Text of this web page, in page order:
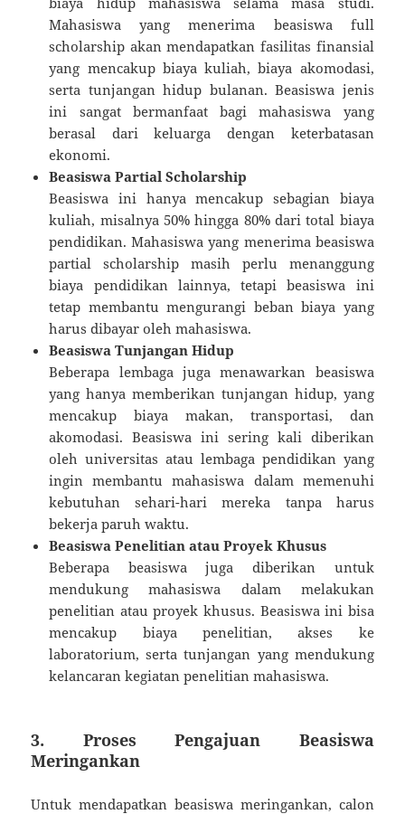
Mahasiswa yang menerima beasiswa full
scholarship akan mendapatkan fasilitas finansial
yang mencakup biaya kuliah, biaya akomodasi,
serta tunjangan hidup bulanan. Beasiswa jenis
ini sangat bermanfaat bagi mahasiswa yang
berasal dari keluarga dengan keterbatasan
ekonomi.
Beasiswa Partial Scholarship
Beasiswa ini hanya mencakup sebagian biaya
kuliah, misalnya 50% hingga 80% dari total biaya
pendidikan. Mahasiswa yang menerima beasiswa
partial scholarship masih perlu menanggung
biaya pendidikan lainnya, tetapi beasiswa ini
tetap membantu mengurangi beban biaya yang
harus dibayar oleh mahasiswa.
Beasiswa Tunjangan Hidup
Beberapa lembaga juga menawarkan beasiswa
yang hanya memberikan tunjangan hidup, yang
mencakup biaya makan, transportasi, dan
akomodasi. Beasiswa ini sering kali diberikan
oleh universitas atau lembaga pendidikan yang
ingin membantu mahasiswa dalam memenuhi
kebutuhan sehari-hari mereka tanpa harus
bekerja paruh waktu.
Beasiswa Penelitian atau Proyek Khusus
Beberapa beasiswa juga diberikan untuk
mendukung mahasiswa dalam melakukan
penelitian atau proyek khusus. Beasiswa ini bisa
mencakup biaya penelitian, akses ke
laboratorium, serta tunjangan yang mendukung
kelancaran kegiatan penelitian mahasiswa.
3. Proses Pengajuan Beasiswa
Meringankan
Untuk mendapatkan beasiswa meringankan, calon